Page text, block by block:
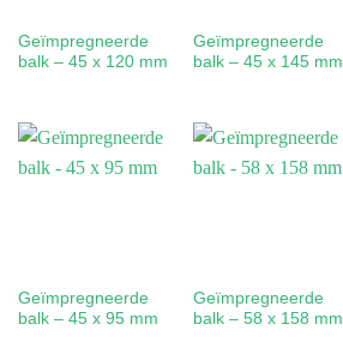
Geïmpregneerde
balk – 45 x 120 mm
Geïmpregneerde
balk – 45 x 145 mm
Geïmpregneerde
balk – 45 x 95 mm
Geïmpregneerde
balk – 58 x 158 mm